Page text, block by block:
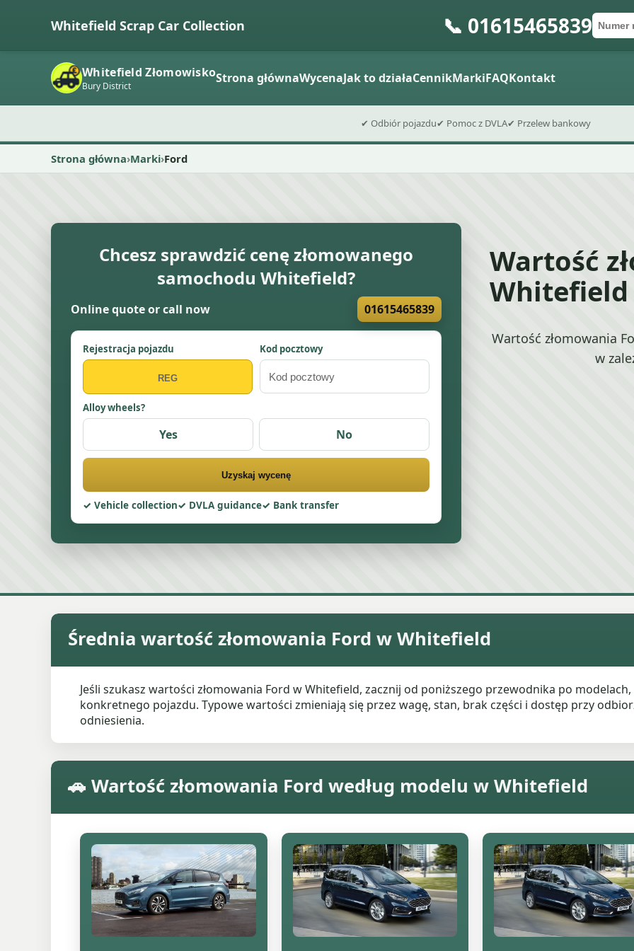
Whitefield Scrap Car Collection 📞 01615465839Kod
Wyślij
Whitefield Złomowisko
Bury District Strona głównaWycenaJak to działaCennikMarkiFAQKontakt
✔ Odbiór pojazdu✔ Pomoc z DVLA✔ Przelew bankowy
Strona główna Marki Ford
Chcesz sprawdzić cenę złomowanego
samochodu Whitefield?
Online quote or call now 01615465839
Rejestracja pojazdu Kod pocztowy
Alloy wheels?
Yes No
Uzyskaj wycenę
Vehicle collection DVLA guidance Bank transfer
Wartość
Whitefield
Wartość złomowania
w
Średnia wartość złomowania Ford w Whitefield
Jeśli szukasz wartości złomowania Ford w Whitefield, zacznij od poniższego przewodnika po
konkretnego pojazdu. Typowe wartości zmieniają się przez wagę, stan, brak części i dostęp przy
odniesienia.
🚗 Wartość złomowania Ford według modelu w Whitefield